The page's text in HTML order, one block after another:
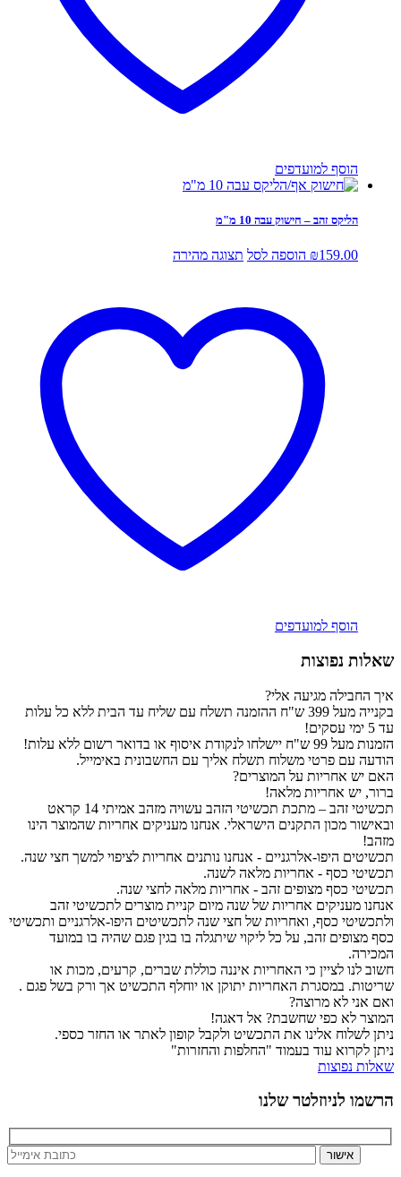
הוסף למועדפים
הליקס זהב – חישוק עבה 10 מ"מ
₪159.00 הוספה לסל תצוגה מהירה
הוסף למועדפים
שאלות נפוצות
איך החבילה מגיעה אלי?
בקנייה מעל 399 ש"ח ההזמנה תשלח עם שליח עד הבית ללא כל עלות
עד 5 ימי עסקים!
הזמנות מעל 99 ש"ח יישלחו לנקודת איסוף או בדואר רשום ללא עלות!
הודעה עם פרטי משלוח תשלח אליך עם החשבונית באימייל.
האם יש אחריות על המוצרים?
ברור, יש אחריות מלאה!
תכשיטי זהב – מתכת תכשיטי הזהב עשויה מזהב אמיתי 14 קראט
ובאישור מכון התקנים הישראלי. אנחנו מעניקים אחריות שהמוצר הינו
מזהב!
תכשיטים היפו-אלרגניים - אנחנו נותנים אחריות לציפוי למשך חצי שנה.
תכשיטי כסף - אחריות מלאה לשנה.
תכשיטי כסף מצופים זהב - אחריות מלאה לחצי שנה.
אנחנו מעניקים אחריות של שנה מיום קניית מוצרים לתכשיטי זהב
ולתכשיטי כסף, ואחריות של חצי שנה לתכשיטים היפו-אלרגניים ותכשיטי
כסף מצופים זהב, על כל ליקוי שיתגלה בו בגין פגם שהיה בו במועד
המכירה.
חשוב לנו לציין כי האחריות איננה כוללת שברים, קרעים, מכות או
שריטות. במסגרת האחריות יתוקן או יוחלף התכשיט אך ורק בשל פגם .
ואם אני לא מרוצה?
המוצר לא כפי שחשבת? אל דאגה!
ניתן לשלוח אלינו את התכשיט ולקבל קופון לאתר או החזר כספי.
ניתן לקרוא עוד בעמוד "החלפות והחזרות"
שאלות נפוצות
הרשמו לניוזלטר שלנו